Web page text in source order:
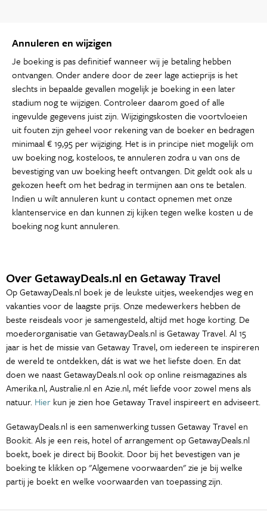
Annuleren en wijzigen
Je boeking is pas definitief wanneer wij je betaling hebben
ontvangen. Onder andere door de zeer lage actieprijs is het
slechts in bepaalde gevallen mogelijk je boeking in een later
stadium nog te wijzigen. Controleer daarom goed of alle
ingevulde gegevens juist zijn. Wijzigingskosten die voortvloeien
uit fouten zijn geheel voor rekening van de boeker en bedragen
minimaal € 19,95 per wijziging. Het is in principe niet mogelijk om
uw boeking nog, kosteloos, te annuleren zodra u van ons de
bevestiging van uw boeking heeft ontvangen. Dit geldt ook als u
gekozen heeft om het bedrag in termijnen aan ons te betalen.
Indien u wilt annuleren kunt u contact opnemen met onze
klantenservice en dan kunnen zij kijken tegen welke kosten u de
boeking nog kunt annuleren.
Over GetawayDeals.nl en Getaway Travel
Op GetawayDeals.nl boek je de leukste uitjes, weekendjes weg en
vakanties voor de laagste prijs. Onze medewerkers hebben de
beste reisdeals voor je samengesteld, altijd met hoge korting. De
moederorganisatie van GetawayDeals.nl is Getaway Travel. Al 15
jaar is het de missie van Getaway Travel, om iedereen te inspireren
de wereld te ontdekken, dát is wat we het liefste doen. En dat
doen we naast GetawayDeals.nl ook op online reismagazines als
Amerika.nl, Australie.nl en Azie.nl, mét liefde voor zowel mens als
natuur. Hier kun je zien hoe Getaway Travel inspireert en adviseert.
GetawayDeals.nl is een samenwerking tussen Getaway Travel en
Bookit. Als je een reis, hotel of arrangement op GetawayDeals.nl
boekt, boek je direct bij Bookit. Door bij het bevestigen van je
boeking te klikken op "Algemene voorwaarden" zie je bij welke
partij je boekt en welke voorwaarden van toepassing zijn.